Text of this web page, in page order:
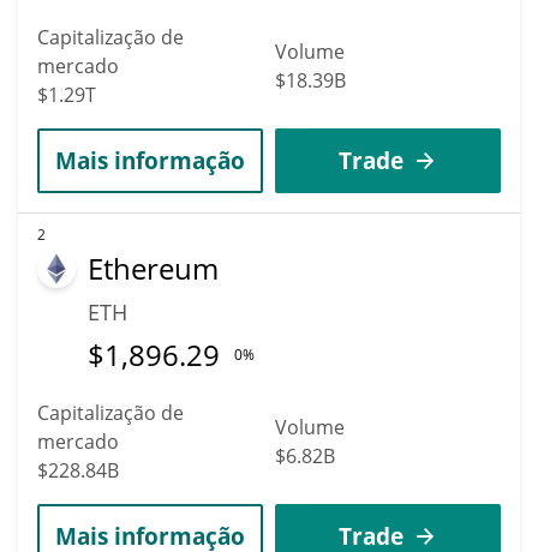
Capitalização de
mercado
$1.29T
Volume
$18.39B
Mais informação Trade
2
Ethereum
ETH
$1,896.29 0%
Capitalização de
mercado
$228.84B
Volume
$6.82B
Mais informação Trade